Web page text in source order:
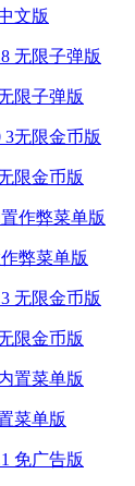
文版
限子弹版
限金币版
弊菜单版
限金币版
菜单版